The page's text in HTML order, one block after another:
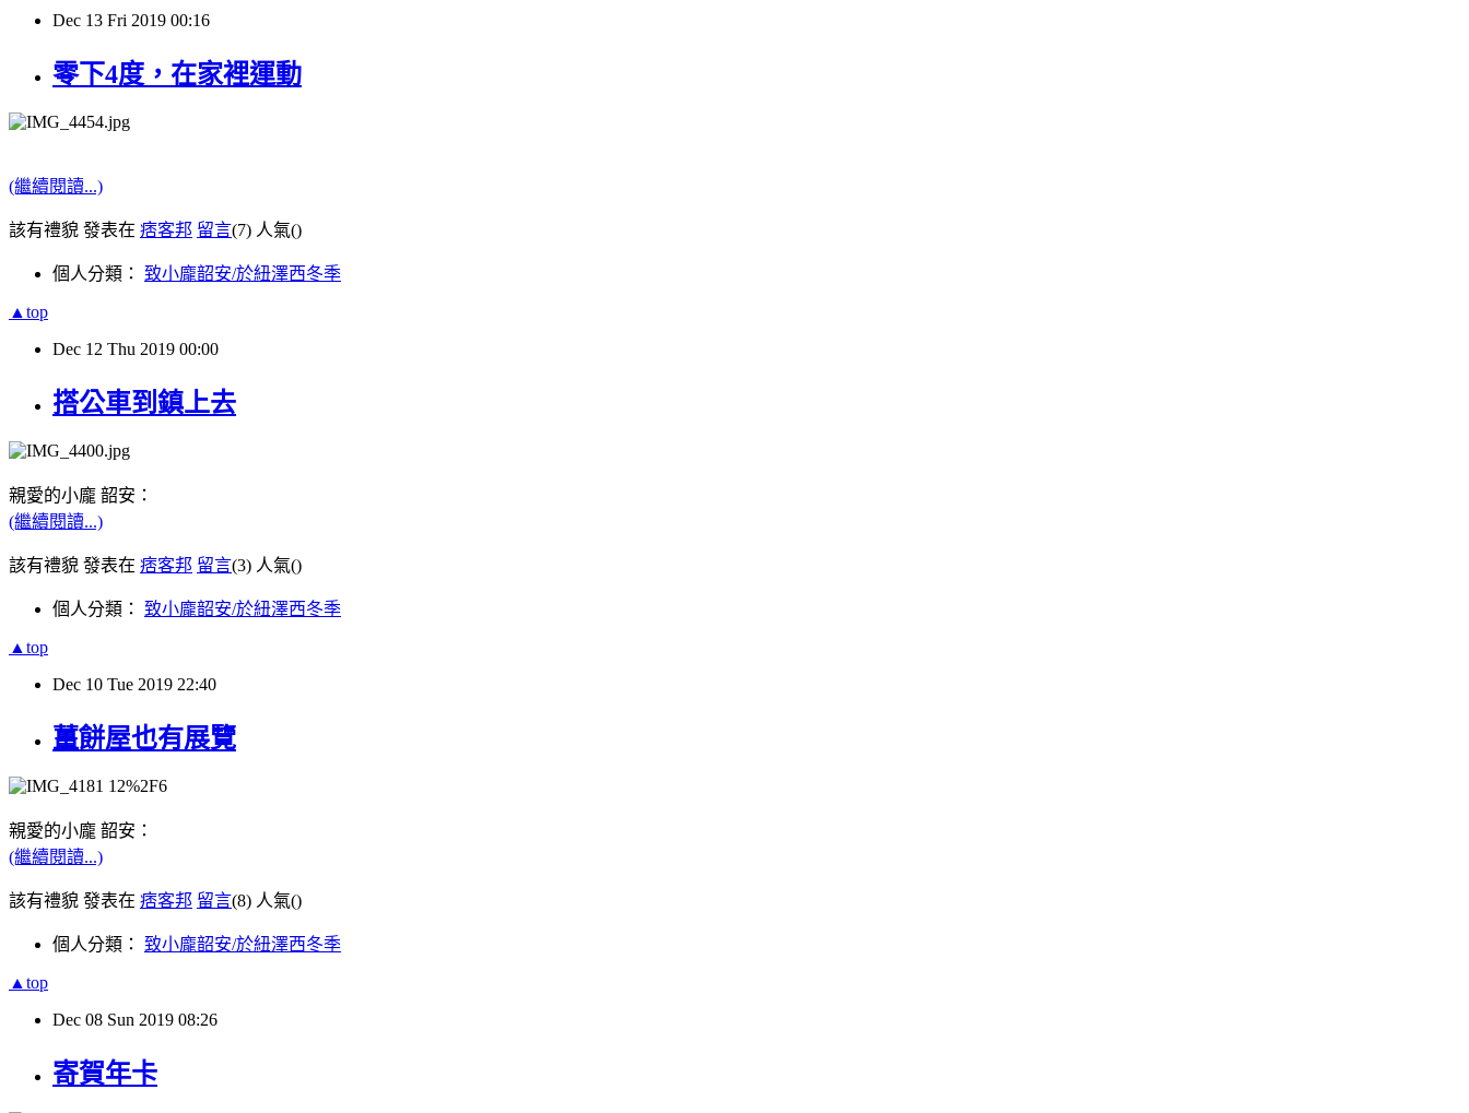
Dec 13 Fri 2019 00:16
零下4度，在家裡運動
(繼續閱讀...)
該有禮貌 發表在 痞客邦 留言(7) 人氣()
個人分類： 致小龐韶安/於紐澤西冬季
▲top
Dec 12 Thu 2019 00:00
搭公車到鎮上去
親愛的小龐 韶安：
(繼續閱讀...)
該有禮貌 發表在 痞客邦 留言(3) 人氣()
個人分類： 致小龐韶安/於紐澤西冬季
▲top
Dec 10 Tue 2019 22:40
薑餅屋也有展覽
親愛的小龐 韶安：
(繼續閱讀...)
該有禮貌 發表在 痞客邦 留言(8) 人氣()
個人分類： 致小龐韶安/於紐澤西冬季
▲top
Dec 08 Sun 2019 08:26
寄賀年卡